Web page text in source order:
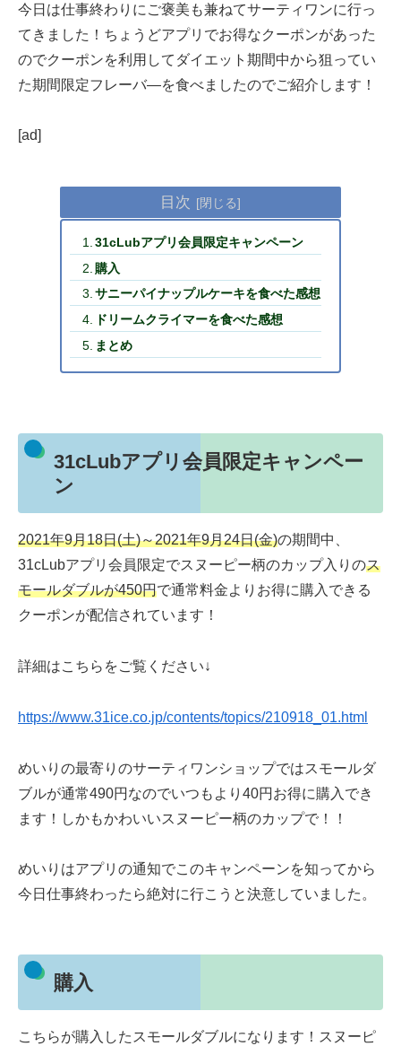
今日は仕事終わりにご褒美も兼ねてサーティワンに行っ
てきました！ちょうどアプリでお得なクーポンがあった
のでクーポンを利用してダイエット期間中から狙ってい
た期間限定フレーバ―を食べましたのでご紹介します！
[ad]
目次
31cLubアプリ会員限定キャンペーン
購入
サニーパイナップルケーキを食べた感想
ドリームクライマーを食べた感想
まとめ
31cLubアプリ会員限定キャンペー
ン
2021年9月18日(土)～2021年9月24日(金)の期間中、
31cLubアプリ会員限定でスヌーピー柄のカップ入りのス
モールダブルが450円で通常料金よりお得に購入できる
クーポンが配信されています！
詳細はこちらをご覧ください↓
https://www.31ice.co.jp/contents/topics/210918_01.html
めいりの最寄りのサーティワンショップではスモールダ
ブルが通常490円なのでいつもより40円お得に購入でき
ます！しかもかわいいスヌーピー柄のカップで！！
めいりはアプリの通知でこのキャンペーンを知ってから
今日仕事終わったら絶対に行こうと決意していました。
購入
こちらが購入したスモールダブルになります！スヌーピ